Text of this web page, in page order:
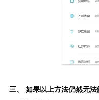
三、 如果以上方法仍然无